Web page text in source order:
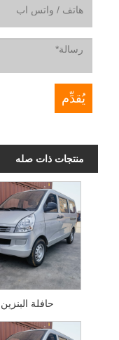
منتجات ذات صله
حافلة البنزين